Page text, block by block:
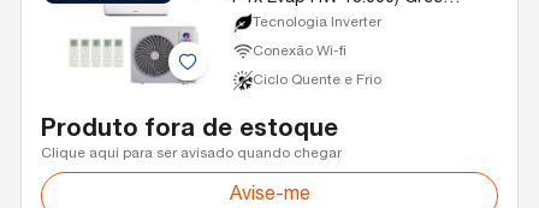
Quente/Frio R-32 220v
Tecnologia Inverter
Conexão Wi-fi
Ciclo Quente e Frio
Produto fora de estoque
Clique aqui para ser avisado quando chegar
Avise-me